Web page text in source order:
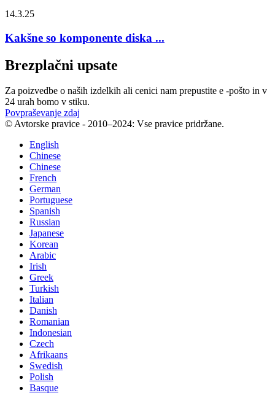
14.3.25
Kakšne so komponente diska ...
Brezplačni upsate
Za poizvedbe o naših izdelkih ali cenici nam prepustite e -pošto in v
24 urah bomo v stiku.
Povpraševanje zdaj
© Avtorske pravice - 2010–2024: Vse pravice pridržane.
English
Chinese
Chinese
French
German
Portuguese
Spanish
Russian
Japanese
Korean
Arabic
Irish
Greek
Turkish
Italian
Danish
Romanian
Indonesian
Czech
Afrikaans
Swedish
Polish
Basque